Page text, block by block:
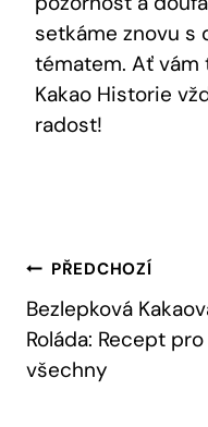
setkáme znovu s
tématem. Ať​
Kakao⁣ Historie
radost!
Navigace
Pro
Příspěvek
PŘEDCHOZÍ
Bezlepková
Roláda: Recept pro
všechny